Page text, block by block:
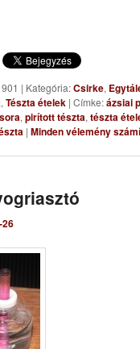
| Kategória:Csirke,
,Tészta ételek |Címke:ázsiai
,pirított tészta,tészta
|Minden vélemény
26